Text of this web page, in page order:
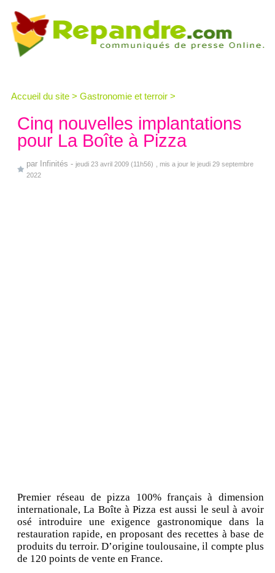
Accueil du site > Gastronomie et terroir >
Cinq nouvelles implantations
pour La Boîte à Pizza
par Infinités - jeudi 23 avril 2009 (11h56)
, mis a jour le jeudi 29 septembre
2022
Premier réseau de pizza 100% français à dimension
internationale, La Boîte à Pizza est aussi le seul à avoir
osé introduire une exigence gastronomique dans la
restauration rapide, en proposant des recettes à base de
produits du terroir. D’origine toulousaine, il compte plus
de 120 points de vente en France.